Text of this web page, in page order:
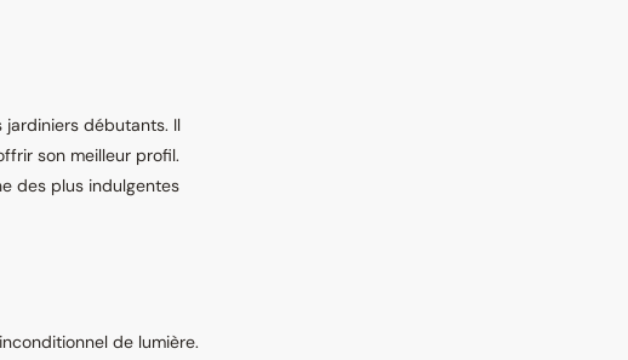
jardiniers débutants. Il
son meilleur profil.
des plus indulgentes
de lumière.